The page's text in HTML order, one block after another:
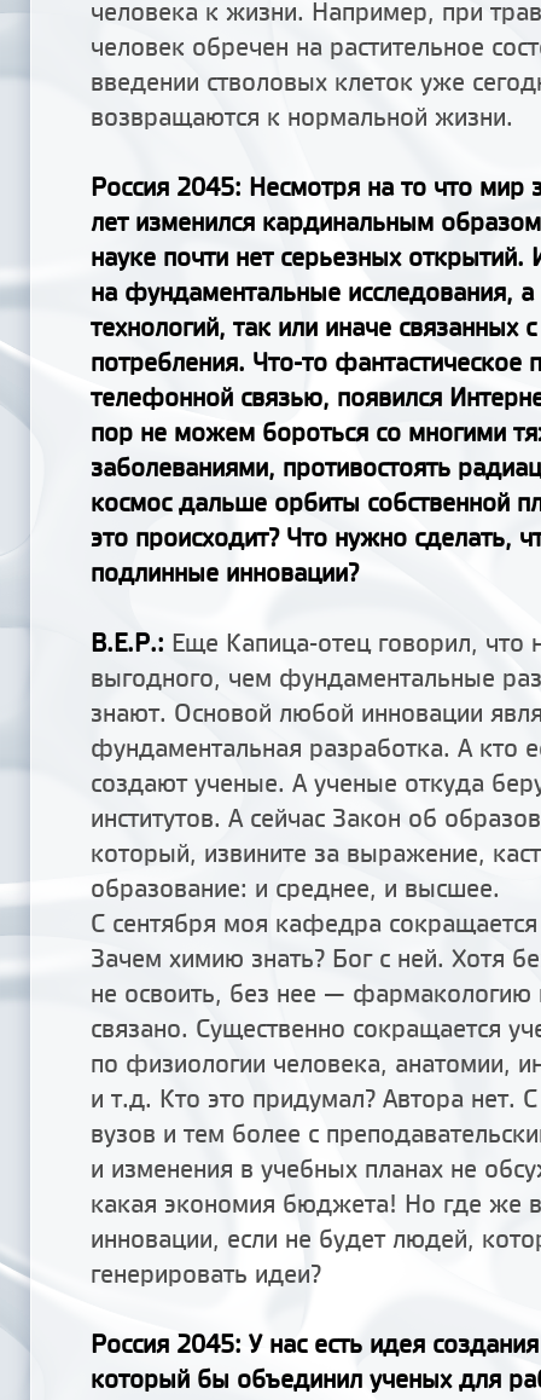
человека к жизни. Например, при
человек обречен на растительное
введении стволовых клеток уже
возвращаются к нормальной жизни.
Россия 2045: Несмотря на то что мир
лет изменился кардинальным
науке почти нет серьезных открытий.
на фундаментальные исследования, а
технологий, так или иначе связанных
потребления. Что-то фантастическое
телефонной связью, появился
пор не можем бороться со многими
заболеваниями, противостоять
космос дальше орбиты собственной
это происходит? Что нужно сделать,
подлинные инновации?
В.Е.Р.: Еще Капица-отец говорил, что
выгодного, чем фундаментальные
знают. Основой любой инновации
фундаментальная разработка. А кто
создают ученые. А ученые откуда
институтов. А сейчас Закон об
который, извините за выражение,
образование: и среднее, и высшее.
С сентября моя кафедра
Зачем химию знать? Бог с ней. Хотя
не освоить, без нее — фармакологию
связано. Существенно сокращается
по физиологии человека, анатомии,
и т.д. Кто это придумал? Автора нет.
вузов и тем более с
и изменения в учебных планах не
какая экономия бюджета! Но где же
инновации, если не будет людей,
генерировать идеи?
Россия 2045: У нас есть идея
который бы объединил ученых для